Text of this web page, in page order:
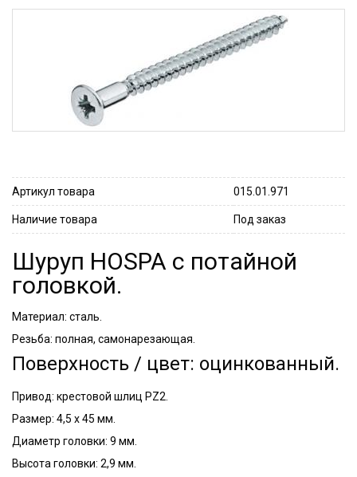
Артикул товара 015.01.971
Наличие товара Под заказ
Шуруп HOSPA с потайной
головкой.
Материал: сталь.
Резьба: полная, самонарезающая.
Поверхность / цвет: оцинкованный.
Привод: крестовой шлиц PZ2.
Размер: 4,5 x 45 мм.
Диаметр головки: 9 мм.
Высота головки: 2,9 мм.